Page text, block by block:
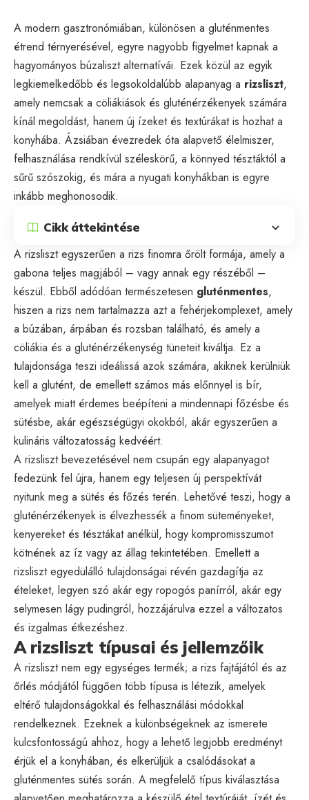
A modern gasztronómiában, különösen a gluténmentes
étrend térnyerésével, egyre nagyobb figyelmet kapnak a
hagyományos búzaliszt alternatívái. Ezek közül az egyik
legkiemelkedőbb és legsokoldalúbb alapanyag a rizsliszt,
amely nemcsak a cöliákiások és gluténérzékenyek számára
kínál megoldást, hanem új ízeket és textúrákat is hozhat a
konyhába. Ázsiában évezredek óta alapvető élelmiszer,
felhasználása rendkívül széleskörű, a könnyed tésztáktól a
sűrű szószokig, és mára a nyugati konyhákban is egyre
inkább meghonosodik.
Cikk áttekintése
A rizsliszt egyszerűen a rizs finomra őrölt formája, amely a
gabona teljes magjából – vagy annak egy részéből –
készül. Ebből adódóan természetesen gluténmentes,
hiszen a rizs nem tartalmazza azt a fehérjekomplexet, amely
a búzában, árpában és rozsban található, és amely a
cöliákia és a gluténérzékenység tüneteit kiváltja. Ez a
tulajdonsága teszi ideálissá azok számára, akiknek kerülniük
kell a glutént, de emellett számos más előnnyel is bír,
amelyek miatt érdemes beépíteni a mindennapi főzésbe és
sütésbe, akár egészségügyi okokból, akár egyszerűen a
kulináris változatosság kedvéért.
A rizsliszt bevezetésével nem csupán egy alapanyagot
fedezünk fel újra, hanem egy teljesen új perspektívát
nyitunk meg a sütés és főzés terén. Lehetővé teszi, hogy a
gluténérzékenyek is élvezhessék a finom süteményeket,
kenyereket és tésztákat anélkül, hogy kompromisszumot
kötnének az íz vagy az állag tekintetében. Emellett a
rizsliszt egyedülálló tulajdonságai révén gazdagítja az
ételeket, legyen szó akár egy ropogós panírról, akár egy
selymesen lágy pudingról, hozzájárulva ezzel a változatos
és izgalmas étkezéshez.
A rizsliszt típusai és jellemzőik
A rizsliszt nem egy egységes termék; a rizs fajtájától és az
őrlés módjától függően több típusa is létezik, amelyek
eltérő tulajdonságokkal és felhasználási módokkal
rendelkeznek. Ezeknek a különbségeknek az ismerete
kulcsfontosságú ahhoz, hogy a lehető legjobb eredményt
érjük el a konyhában, és elkerüljük a csalódásokat a
gluténmentes sütés során. A megfelelő típus kiválasztása